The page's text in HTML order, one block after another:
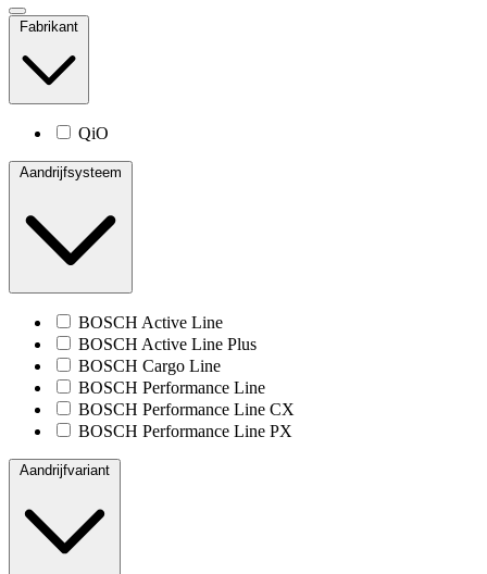
Fabrikant
QiO
Aandrijfsysteem
BOSCH Active Line
BOSCH Active Line Plus
BOSCH Cargo Line
BOSCH Performance Line
BOSCH Performance Line CX
BOSCH Performance Line PX
Aandrijfvariant